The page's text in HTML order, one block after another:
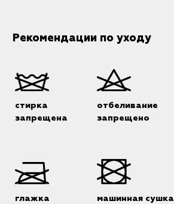
Рекомендации по уходу
стирка
запрещена
отбеливание
запрещено
глажка
машинная сушка